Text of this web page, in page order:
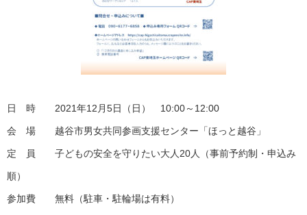
日 時 2021年12月5日（日） 10:00～12:00
会 場 越谷市男女共同参画支援センター「ほっと越谷」
定 員 子どもの安全を守りたい大人20人（事前予約制・申込み
順）
参加費 無料（駐車・駐輪場は有料）